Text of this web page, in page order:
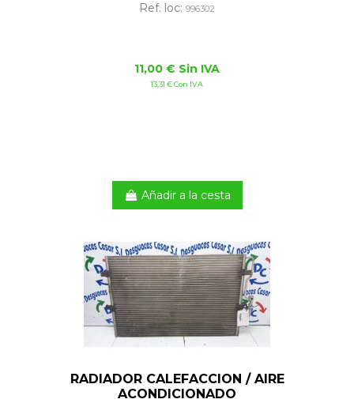
Ref. loc: 996302
11,00 € Sin IVA
13,31 € Con IVA
Añadir a la cesta
RADIADOR CALEFACCION / AIRE
ACONDICIONADO